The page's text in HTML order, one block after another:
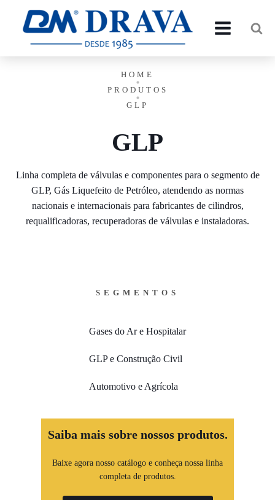
HOME
PRODUTOS
GLP
GLP
Linha completa de válvulas e componentes para o segmento de
GLP, Gás Liquefeito de Petróleo, atendendo as normas
nacionais e internacionais para fabricantes de cilindros,
requalificadoras, recuperadoras de válvulas e instaladoras.
SEGMENTOS
Gases do Ar e Hospitalar
GLP e Construção Civil
Automotivo e Agrícola
Saiba mais sobre nossos produtos.
Baixe agora nosso catálogo e conheça nossa linha
completa de produtos.